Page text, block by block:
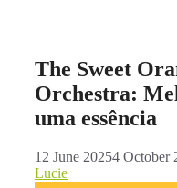
The Sweet
Orchestra:
uma essência
12 June 20254 October
Lucie